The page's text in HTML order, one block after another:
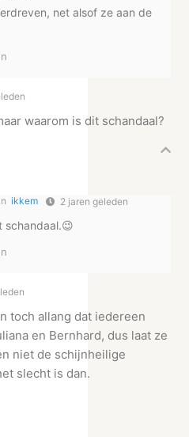
net alsof ze aan de
waarom is dit schandaal?
ikkem 2 jaren geleden
schandaal.😉
toch allang dat iedereen
en Bernhard, dus laat ze
niet de schijnheilige
slecht is dan.